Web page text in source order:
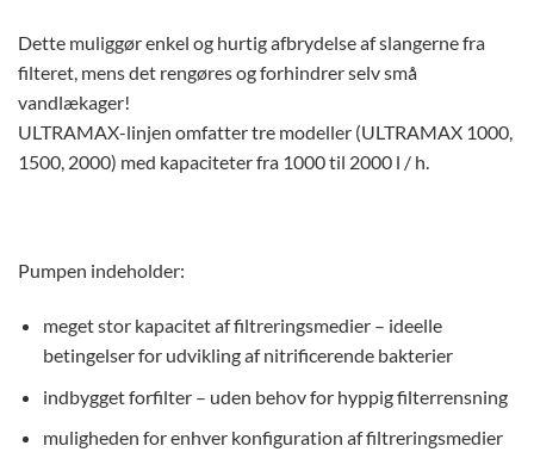
Dette muliggør enkel og hurtig afbrydelse af slangerne fra
filteret, mens det rengøres og forhindrer selv små
vandlækager!
ULTRAMAX-linjen omfatter tre modeller (ULTRAMAX 1000,
1500, 2000) med kapaciteter fra 1000 til 2000 l / h.
Pumpen indeholder:
meget stor kapacitet af filtreringsmedier – ideelle
betingelser for udvikling af nitrificerende bakterier
indbygget forfilter – uden behov for hyppig filterrensning
muligheden for enhver konfiguration af filtreringsmedier